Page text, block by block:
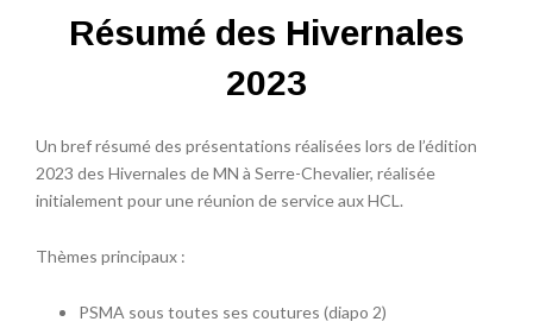
Résumé des Hivernales
2023
Un bref résumé des présentations réalisées lors de l’édition
2023 des Hivernales de MN à Serre-Chevalier, réalisée
initialement pour une réunion de service aux HCL.
Thèmes principaux :
PSMA sous toutes ses coutures (diapo 2)